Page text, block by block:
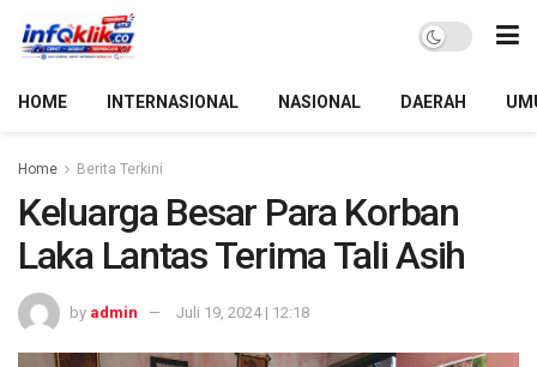
HOME INTERNASIONAL NASIONAL DAERAH
Home Berita Terkini
Keluarga Besar Para Korban
Laka Lantas Terima Tali Asih
by admin Juli 19, 2024 | 12:18